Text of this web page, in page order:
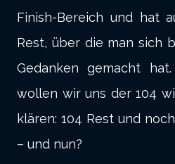
Finish-Bereich und hat
Rest, über die man sich
Gedanken gemacht
wollen wir uns der 104
klären: 104 Rest und
– und nun?